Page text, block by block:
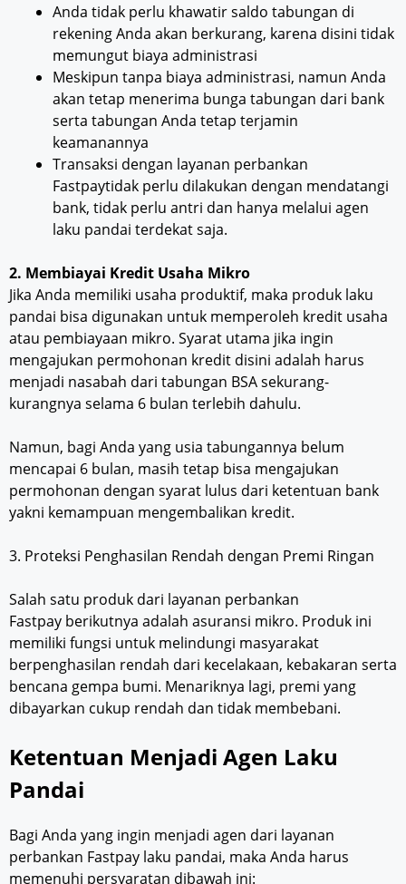
Anda tidak perlu khawatir saldo tabungan di
rekening Anda akan berkurang, karena disini tidak
memungut biaya administrasi
Meskipun tanpa biaya administrasi, namun Anda
akan tetap menerima bunga tabungan dari bank
serta tabungan Anda tetap terjamin
keamanannya
Transaksi dengan layanan perbankan
Fastpaytidak perlu dilakukan dengan mendatangi
bank, tidak perlu antri dan hanya melalui agen
laku pandai terdekat saja.
2. Membiayai Kredit Usaha Mikro
Jika Anda memiliki usaha produktif, maka produk laku
pandai bisa digunakan untuk memperoleh kredit usaha
atau pembiayaan mikro. Syarat utama jika ingin
mengajukan permohonan kredit disini adalah harus
menjadi nasabah dari tabungan BSA sekurang-
kurangnya selama 6 bulan terlebih dahulu.
Namun, bagi Anda yang usia tabungannya belum
mencapai 6 bulan, masih tetap bisa mengajukan
permohonan dengan syarat lulus dari ketentuan bank
yakni kemampuan mengembalikan kredit.
3. Proteksi Penghasilan Rendah dengan Premi Ringan
Salah satu produk dari layanan perbankan
Fastpay berikutnya adalah asuransi mikro. Produk ini
memiliki fungsi untuk melindungi masyarakat
berpenghasilan rendah dari kecelakaan, kebakaran serta
bencana gempa bumi. Menariknya lagi, premi yang
dibayarkan cukup rendah dan tidak membebani.
Ketentuan Menjadi Agen Laku
Pandai
Bagi Anda yang ingin menjadi agen dari layanan
perbankan Fastpay laku pandai, maka Anda harus
memenuhi persyaratan dibawah ini: